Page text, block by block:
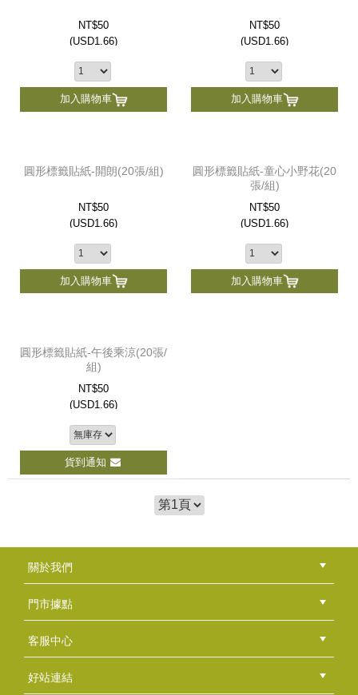
NT$50
(USD1.66)
加入購物車
NT$50
(USD1.66)
加入購物車
圓形標籤貼紙-開朗(20張/組)
NT$50
(USD1.66)
加入購物車
圓形標籤貼紙-童心小野花(20
張/組)
NT$50
(USD1.66)
加入購物車
圓形標籤貼紙-午後乘涼(20張/
組)
NT$50
(USD1.66)
貨到通知
關於我們
公司簡介
品牌故事
最新消息
隱私權聲明
版權聲明
門市據點
總部
北區
中區
南區
東區
海外
客服中心
會員等級
購物流程
訂單查詢
常見問題
海外訂購流程
連絡我們
下載專區
紅利點數
好站連結